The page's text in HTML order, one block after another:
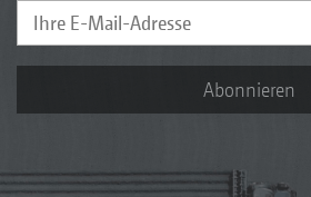
Abonnieren